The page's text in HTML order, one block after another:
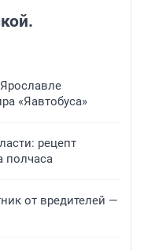
«Яавтобуса»
рецепт
полчаса
от вредителей —